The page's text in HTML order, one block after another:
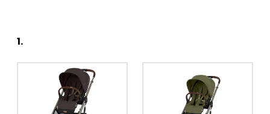
1.